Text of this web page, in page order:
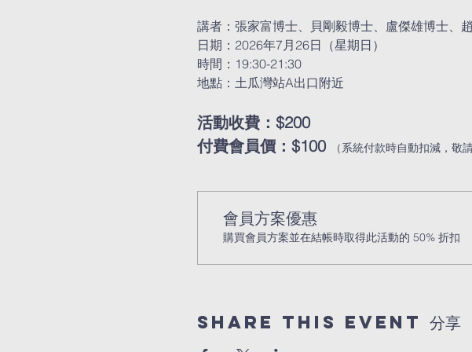
講者：張家富博士、貝剛毅博士、盧傑雄博士、
日期：2026年7月26日（星期日）
時間：19:30-21:30
地點：土瓜灣站A出口附近
活動收費：$200
付費會員價：$100
（系統付款時自動扣減，敬請
會員方案優惠
購買會員方案並在結帳時取得此活動的 50% 折扣
Share this event 分享